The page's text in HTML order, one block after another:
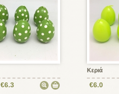
€6.3
Κεριά
€6.0